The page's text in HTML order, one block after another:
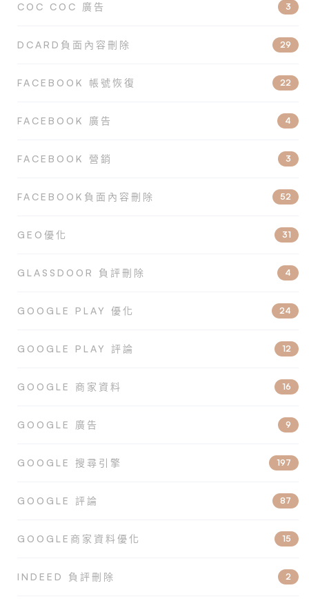
COC COC 廣告 3
DCARD負面內容刪除 29
FACEBOOK 帳號恢復 22
FACEBOOK 廣告 4
FACEBOOK 營銷 3
FACEBOOK負面內容刪除 52
GEO優化 31
GLASSDOOR 負評刪除 4
GOOGLE PLAY 優化 24
GOOGLE PLAY 評論 12
GOOGLE 商家資料 16
GOOGLE 廣告 9
GOOGLE 搜尋引擎 197
GOOGLE 評論 87
GOOGLE商家資料優化 15
INDEED 負評刪除 2